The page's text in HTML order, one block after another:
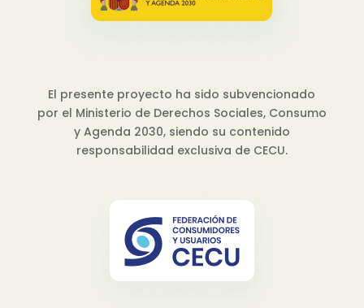
El presente proyecto ha sido subvencionado
por el Ministerio de Derechos Sociales, Consumo
y Agenda 2030, siendo su contenido
responsabilidad exclusiva de CECU.